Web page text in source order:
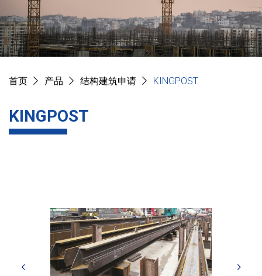
首页 产品 结构建筑申请 KINGPOST
KINGPOST